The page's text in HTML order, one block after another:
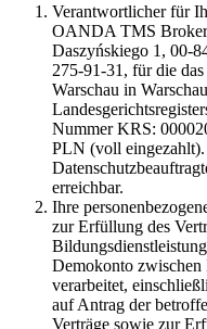
Verantwortlicher für
OANDA TMS
Daszyńskiego 1, 00-
275-91-31, für die
Warschau in
Nummer KRS:
PLN (voll
erreichbar.
Ihre
zur Erfüllung des
Demokonto zwischen
verarbeitet,
auf Antrag der
Verträge sowie zur